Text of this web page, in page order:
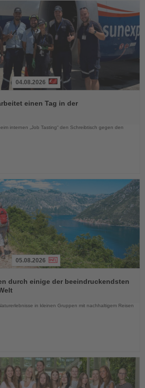
04.08.2026
einen Tag in der
internen „Job Tasting“ den Schreibtisch gegen den
05.08.2026
durch einige der beeindruckendsten
in kleinen Gruppen mit nachhaltigem Reisen